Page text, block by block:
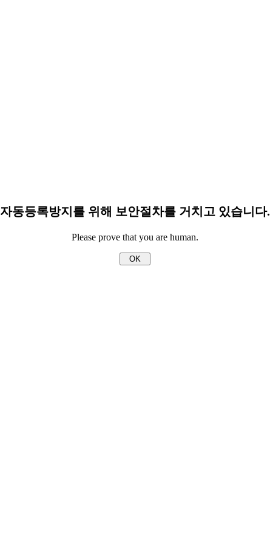
자동등록방지를 위해 보안절차를 거치고 있습니다.
Please prove that you are human.